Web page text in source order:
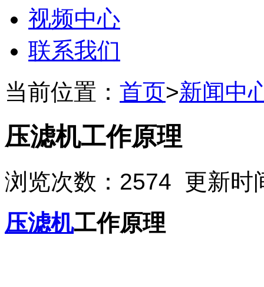
视频中心
联系我们
当前位置： 首页>新闻中
压滤机工作原理
浏览次数：2574 更新时
压滤机工作原理